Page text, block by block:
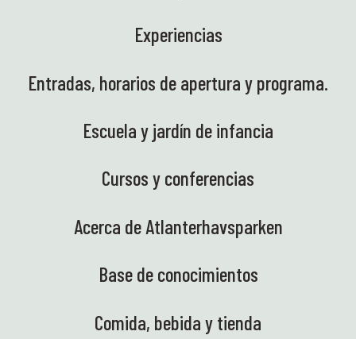
Experiencias
Entradas, horarios de apertura y programa.
Escuela y jardín de infancia
Cursos y conferencias
Acerca de Atlanterhavsparken
Base de conocimientos
Comida, bebida y tienda